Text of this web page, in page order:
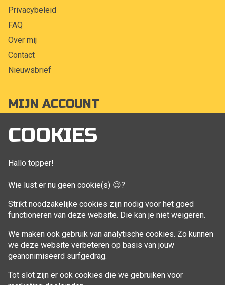
COOKIES
Hallo topper!
Wie lust er nu geen cookie(s) 😉?
Strikt noodzakelijke cookies zijn nodig voor het goed
functioneren van deze website. Die kan je niet weigeren.
We maken ook gebruik van analytische cookies. Zo kunnen
we deze website verbeteren op basis van jouw
geanonimiseerd surfgedrag.
Tot slot zijn er ook cookies die we gebruiken voor
Privacybeleid
FAQ
Over mij
Contact
Nieuwsbrief
MIJN ACCOUNT
Mijn account
Bestellingen
Aankoop beheren
VOLG MIJ
Facebook